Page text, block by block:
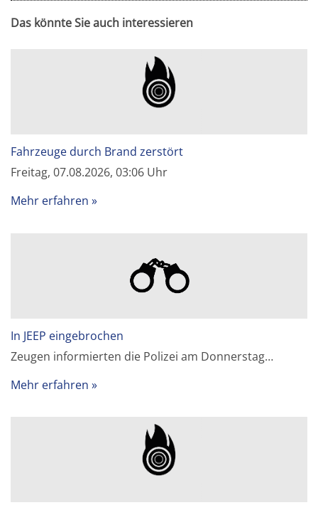
Das könnte Sie auch interessieren
Fahrzeuge durch Brand zerstört
Freitag, 07.08.2026, 03:06 Uhr
Mehr erfahren
In JEEP eingebrochen
Zeugen informierten die Polizei am Donnerstag…
Mehr erfahren